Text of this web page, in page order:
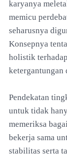
karyanya
memicu
seharusnya
Konsepnya
holistik
ketergantungan
Pendekatan
untuk tidak
memeriksa
bekerja sama
stabilitas serta